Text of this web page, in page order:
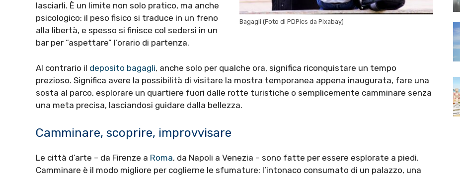
Bagagli (Foto di PDPics da Pixabay)
lasciarli. È un limite non solo pratico, ma anche
psicologico: il peso fisico si traduce in un freno
alla libertà, e spesso si finisce col sedersi in un
bar per “aspettare” l’orario di partenza.
Al contrario il deposito bagagli, anche solo per qualche ora, significa riconquistare un tempo
prezioso. Significa avere la possibilità di visitare la mostra temporanea appena inaugurata, fare una
sosta al parco, esplorare un quartiere fuori dalle rotte turistiche o semplicemente camminare senza
una meta precisa, lasciandosi guidare dalla bellezza.
Camminare, scoprire, improvvisare
Le città d’arte – da Firenze a Roma, da Napoli a Venezia – sono fatte per essere esplorate a piedi.
Camminare è il modo migliore per coglierne le sfumature: l’intonaco consumato di un palazzo, una